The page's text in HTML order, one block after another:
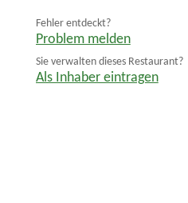
Fehler entdeckt?
Problem melden
Sie verwalten dieses Restaurant?
Als Inhaber eintragen